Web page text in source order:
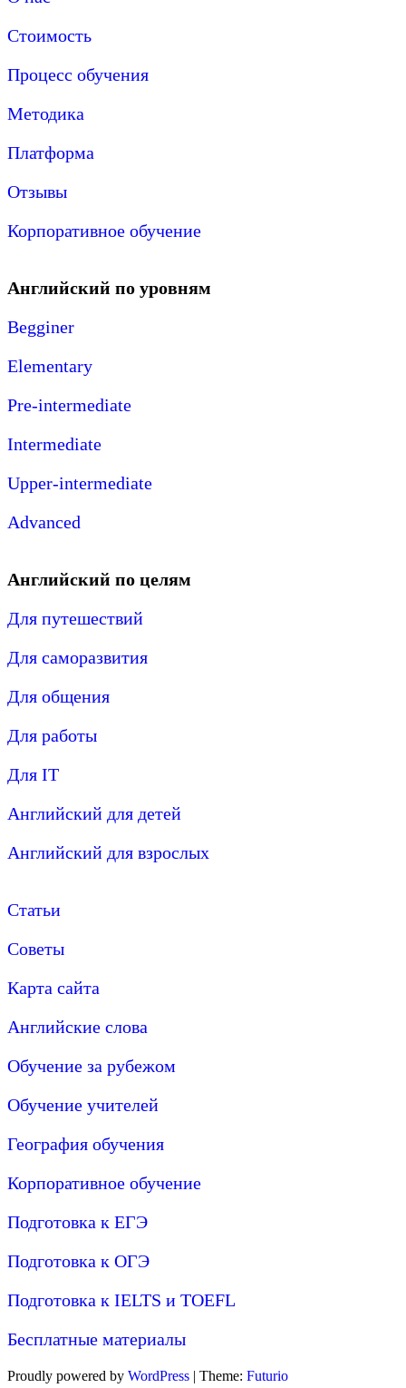
Стоимость
Процесс обучения
Методика
Платформа
Отзывы
Корпоративное обучение
Английский по уровням
Begginer
Elementary
Pre-intermediate
Intermediate
Upper-intermediate
Advanced
Английский по целям
Для путешествий
Для саморазвития
Для общения
Для работы
Для IT
Английский для детей
Английский для взрослых
Статьи
Советы
Карта сайта
Английские слова
Обучение за рубежом
Обучение учителей
География обучения
Корпоративное обучение
Подготовка к ЕГЭ
Подготовка к ОГЭ
Подготовка к IELTS и TOEFL
Бесплатные материалы
Proudly powered by WordPress | Theme: Futurio